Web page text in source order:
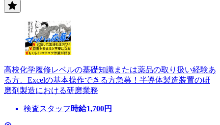
高校化学履修レベルの基礎知識または薬品の取り扱い経験あ
る方、Excelの基本操作できる方急募！半導体製造装置の研
磨剤製造における研磨業務
検査スタッフ 時給1,700円